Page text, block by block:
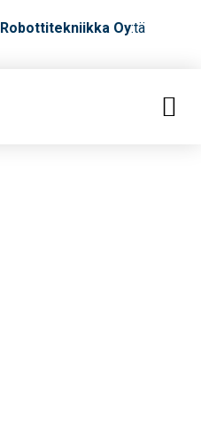
Robottitekniikka Oy:tä